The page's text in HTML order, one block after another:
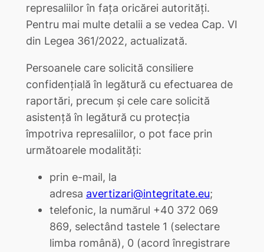
represaliilor în fața oricărei autorități.
Pentru mai multe detalii a se vedea Cap. VI
din Legea 361/2022, actualizată.
Persoanele care solicită consiliere
confidențială în legătură cu efectuarea de
raportări, precum și cele care solicită
asistență în legătură cu protecția
împotriva represaliilor, o pot face prin
următoarele modalități:
prin e-mail, la
adresa avertizari@integritate.eu;
telefonic, la numărul +40 372 069
869, selectând tastele 1 (selectare
limba română), 0 (acord înregistrare